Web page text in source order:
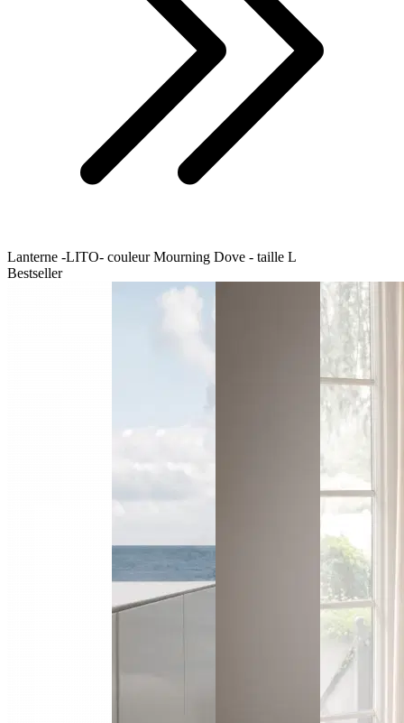
Lanterne -LITO- couleur Mourning Dove - taille L
Bestseller